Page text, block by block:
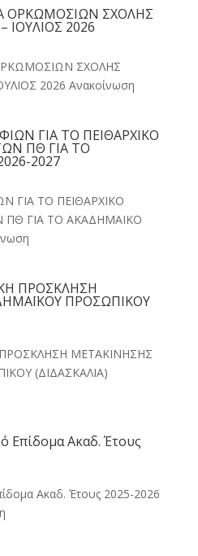
ΟΡΚΩΜΟΣΙΩΝ ΣΧΟΛΗΣ
ΙΟΥΛΙΟΣ 2026
ΣΧΟΛΗΣ
2026 Ανακοίνωση
ΓΙΑ ΤΟ ΠΕΙΘΑΡΧΙΚΟ
ΠΘ ΓΙΑ ΤΟ
2027
ΓΙΑ ΤΟ ΠΕΙΘΑΡΧΙΚΟ
ΓΙΑ ΤΟ ΑΚΑΔΗΜΑΙΚΟ
ΠΡΟΣΚΛΗΣΗ
ΠΡΟΣΩΠΙΚΟΥ
ΜΕΤΑΚΙΝΗΣΗΣ
(ΔΙΔΑΣΚΑΛΙΑ)
Επίδομα Ακαδ. Έτους
Ακαδ. Έτους 2025-2026